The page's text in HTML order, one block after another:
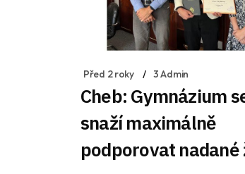
Před 2 roky 3 Admin
Cheb: Gymnázium
snaží maximálně
podporovat nadané